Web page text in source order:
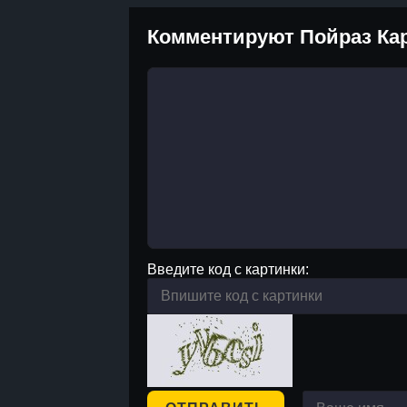
Комментируют Пойраз
Введите код с картинки: